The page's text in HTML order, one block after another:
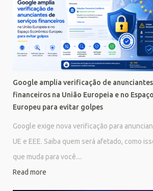
Google amplia verificação de
financeiros na União Europeia e no
Europeu para evitar golpes
Google exige nova verificação para
UE e EEE. Saiba quem será afetado, como
que muda para você....
Read more